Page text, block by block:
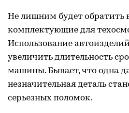
Не лишним будет обратить
комплектующие для
Использование
увеличить длительность
машины. Бывает, что одна
незначительная деталь
серьезных поломок.